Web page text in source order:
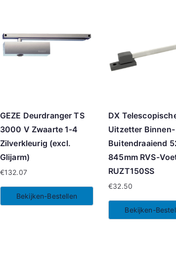
GEZE Deurdranger TS
3000 V Zwaarte 1-4
Zilverkleurig (excl.
Glijarm)
€132.07
Bekijken-Bestellen
DX
Uitzetter Binnen-
Buitendraaiend
845mm RVS-
RUZT150SS
€32.50
Bekijken-